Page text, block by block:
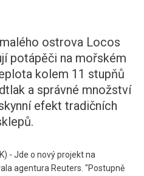
ostrova Locos
potápěči na mořském
kolem 11 stupňů
a správné množství
efekt tradičních
- Jde o nový projekt na
agentura Reuters. "Postupně